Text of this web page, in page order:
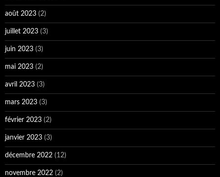
août 2023 (2)
juillet 2023 (3)
juin 2023 (3)
mai 2023 (2)
avril 2023 (3)
mars 2023 (3)
février 2023 (2)
janvier 2023 (3)
décembre 2022 (12)
novembre 2022 (2)